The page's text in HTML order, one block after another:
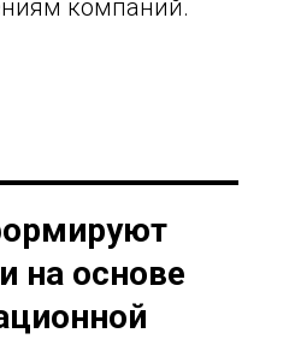
компаний.
на основе